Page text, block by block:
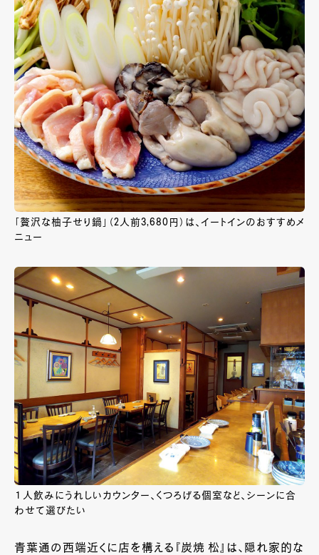
「贅沢な柚子せり鍋」（2人前3,680円）は、イートインのおすすめメ
ニュー
１人飲みにうれしいカウンター、くつろげる個室など、シーンに合
わせて選びたい
青葉通の西端近くに店を構える『炭焼 松』は、隠れ家的な